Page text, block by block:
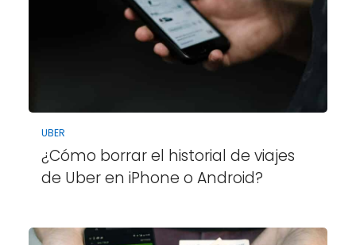
UBER
¿Cómo borrar el historial de viajes
de Uber en iPhone o Android?